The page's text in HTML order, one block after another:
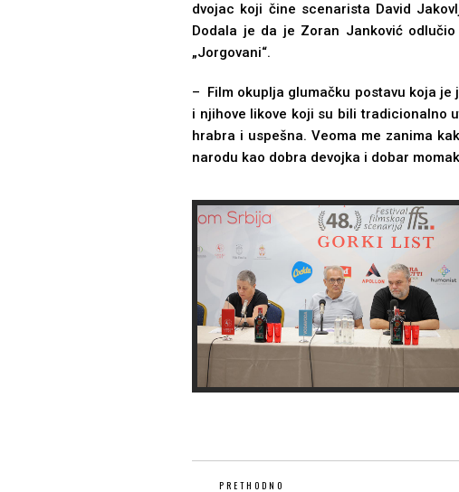
dvojac koji čine scenarista David
Dodala je da je Zoran Janković
„Jorgovani“.
– Film okuplјa glumačku postavu koja
i njihove likove koji su bili tradicionalno
hrabra i uspešna. Veoma me zanima
narodu kao dobra devojka i dobar
PRETHODNO